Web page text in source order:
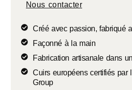
Nous contacter
Créé avec passion, fabriqué
Façonné à la main
Fabrication artisanale dans
Cuirs européens certifiés par
Group